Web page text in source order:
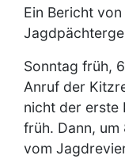
Ein Bericht
Sonntag früh,
Anruf der
nicht der erste
früh. Dann, um
vom